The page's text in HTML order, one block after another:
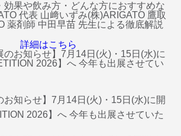
効果や飲み方・どんな方におすすめな
代表 山﨑いずみ(株)ARIGATO 鷹取
薬剤師 中田早苗 先生による徹底解説
詳細はこちら
お知らせ】7月14日(火)・15日(水)に開
2026】へ 今年も出展させていた